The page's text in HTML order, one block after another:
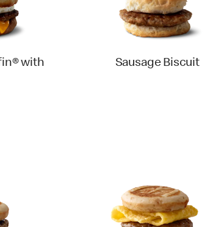
with
Sausage Biscuit